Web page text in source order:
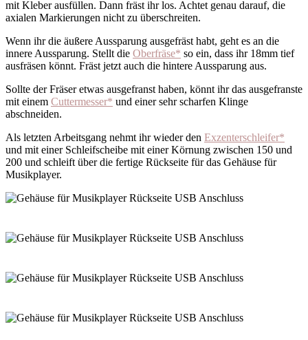
mit Kleber ausfüllen. Dann fräst ihr los. Achtet genau darauf, die
axialen Markierungen nicht zu überschreiten.
Wenn ihr die äußere Aussparung ausgefräst habt, geht es an die
innere Aussparung. Stellt die Oberfräse* so ein, dass ihr 18mm tief
ausfräsen könnt. Fräst jetzt auch die hintere Aussparung aus.
Sollte der Fräser etwas ausgefranst haben, könnt ihr das ausgefranste
mit einem Cuttermesser* und einer sehr scharfen Klinge
abschneiden.
Als letzten Arbeitsgang nehmt ihr wieder den Exzenterschleifer*
und mit einer Schleifscheibe mit einer Körnung zwischen 150 und
200 und schleift über die fertige Rückseite für das Gehäuse für
Musikplayer.